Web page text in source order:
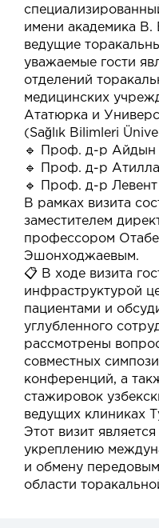
имени академика
ведущие
уважаемые гости
отделений
медицинских
Ататюрка и
(Sağlık Bilimleri
🔹 Проф. д-р
🔹 Проф. д-р
🔹 Проф. д-р
В рамках визита
заместителем
профессором
Эшонходжаевым.
📋 В ходе визита
инфраструктурой
пациентами и
углубленного
рассмотрены
совместных
конференций, а
стажировок
ведущих клиниках
Этот визит
укреплению
и обмену
области